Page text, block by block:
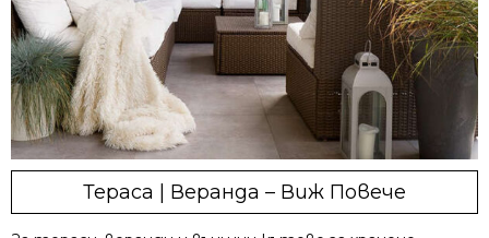
Тераса | Веранда – Виж Повече